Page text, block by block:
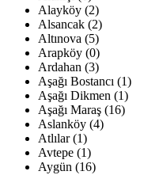
Alayköy (2)
Alsancak (2)
Altınova (5)
Arapköy (0)
Ardahan (3)
Aşağı Bostancı (1)
Aşağı Dikmen (1)
Aşağı Maraş (16)
Aslanköy (4)
Atlılar (1)
Avtepe (1)
Aygün (16)